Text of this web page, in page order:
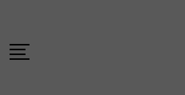
content